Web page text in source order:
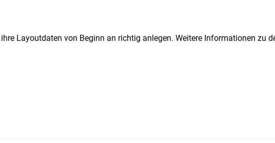
Layoutdaten von Beginn an richtig anlegen. Weitere Informationen zu